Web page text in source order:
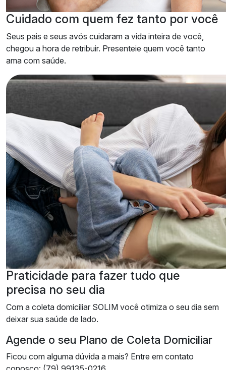
Cuidado com quem fez tanto por você
Seus pais e seus avós cuidaram a vida inteira de você,
chegou a hora de retribuir. Presenteie quem você tanto
ama com saúde.
Praticidade para fazer tudo que
precisa no seu dia
Com a coleta domiciliar SOLIM você otimiza o seu dia sem
deixar sua saúde de lado.
Agende o seu Plano de Coleta Domiciliar
Ficou com alguma dúvida a mais? Entre em contato